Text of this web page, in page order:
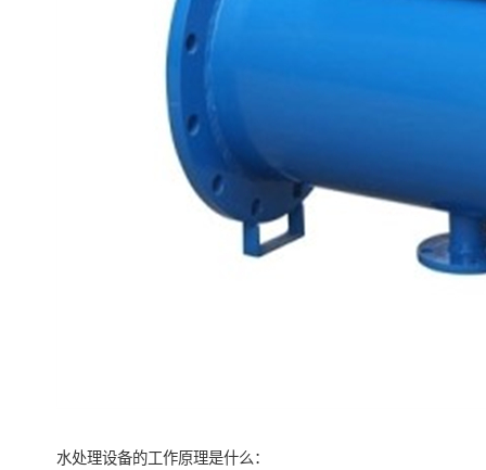
水处理设备的工作原理是什么：